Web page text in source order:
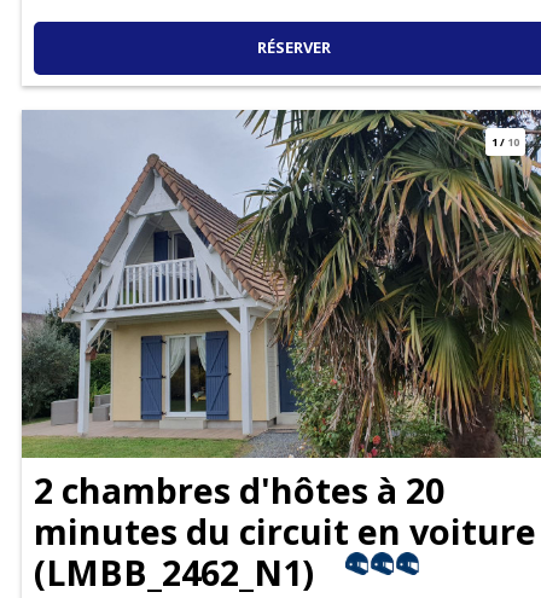
RÉSERVER
1/ 10
2 chambres d'hôtes à 20
minutes du circuit en voiture
(LMBB_2462_N1)